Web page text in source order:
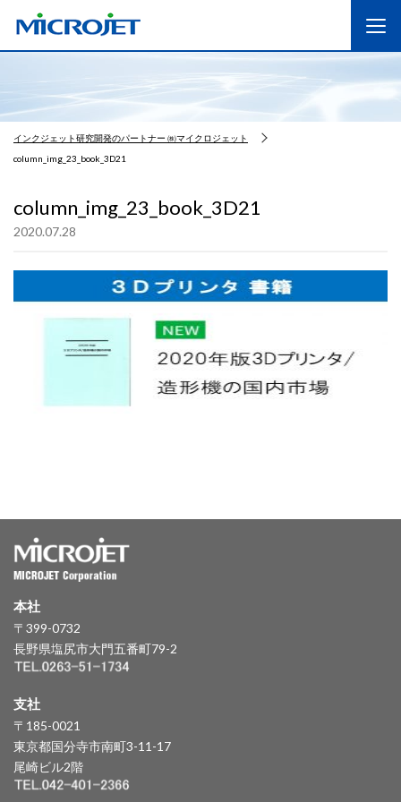
インクジェット研究開発のパートナー ㈱マイクロジェット
column_img_23_book_3D21
column_img_23_book_3D21
2020.07.28
本社
〒399-0732
長野県塩尻市大門五番町79-2
支社
〒185-0021
東京都国分寺市南町3-11-17
尾崎ビル2階